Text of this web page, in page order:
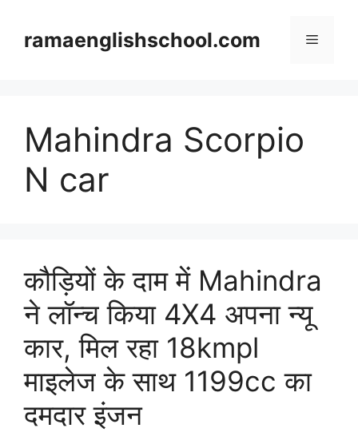
contentramaenglishschool.com Menu
Mahindra Scorpio
N car
कौड़ियों के दाम में Mahindra
ने लॉन्च किया 4X4 अपना न्यू
कार, मिल रहा 18kmpl
माइलेज के साथ 1199cc का
दमदार इंजन